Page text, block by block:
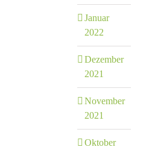
Januar
2022
Dezember
2021
November
2021
Oktober